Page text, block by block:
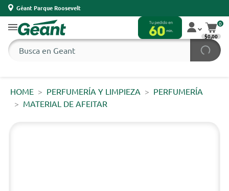
Géant Parque Roosevelt
0
$0,00
HOME PERFUMERÍA Y LIMPIEZA
PERFUMERÍA
MATERIAL DE AFEITAR